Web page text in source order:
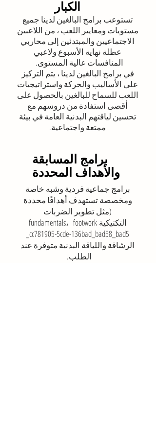
الكبار
تستوعب برامج البالغين لدينا جميع
مستويات ومعايير اللعب ، من اللاعبين
الاجتماعيين والمبتدئين إلى محاربي
عطلة نهاية الأسبوع ولاعبي
المنافسات عالية المستوى.
في برامج البالغين لدينا ، يتم التركيز
على الأساليب والحركة واستراتيجيات
اللعب للسماح للبالغين بالحصول على
أقصى استفادة من دروسهم مع
تحسين لياقتهم البدنية العامة في بيئة
ممتعة واجتماعية.
برامج المسابقة
والأهداف المحددة
برامج جماعية فردية وشبه خاصة
ومخصصة تستهدف أهدافًا محددة
(مثل تطوير الضربات
التكتيكية fundamentals،footwork
_cc781905-5cde-136bad_bad58_bad5
الرشاقة واللياقة البدنية متوفرة عند
الطلب.